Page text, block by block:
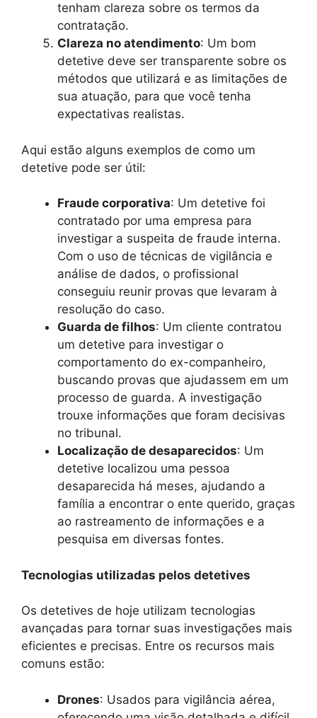
tenham clareza sobre os termos da
contratação.
Clareza no atendimento: Um bom
detetive deve ser transparente sobre os
métodos que utilizará e as limitações de
sua atuação, para que você tenha
expectativas realistas.
Aqui estão alguns exemplos de como um
detetive pode ser útil:
Fraude corporativa: Um detetive foi
contratado por uma empresa para
investigar a suspeita de fraude interna.
Com o uso de técnicas de vigilância e
análise de dados, o profissional
conseguiu reunir provas que levaram à
resolução do caso.
Guarda de filhos: Um cliente contratou
um detetive para investigar o
comportamento do ex-companheiro,
buscando provas que ajudassem em um
processo de guarda. A investigação
trouxe informações que foram decisivas
no tribunal.
Localização de desaparecidos: Um
detetive localizou uma pessoa
desaparecida há meses, ajudando a
família a encontrar o ente querido, graças
ao rastreamento de informações e a
pesquisa em diversas fontes.
Tecnologias utilizadas pelos detetives
Os detetives de hoje utilizam tecnologias
avançadas para tornar suas investigações mais
eficientes e precisas. Entre os recursos mais
comuns estão:
Drones: Usados para vigilância aérea,